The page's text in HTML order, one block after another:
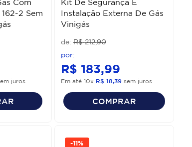
Com
2 Sem
juros
Kit De Segurança E
Instalação Externa De Gás
Vinigás
R$ 212,90
R$ 183,99
Em até 10x R$ 18,39sem juros
COMPRAR
-11%